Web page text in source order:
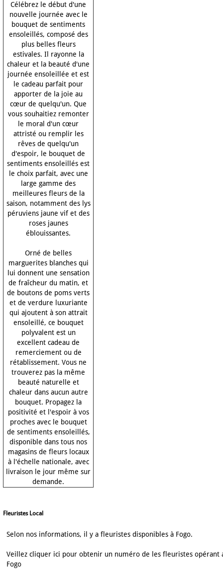
Célébrez le début d'une
nouvelle journée avec le
bouquet de sentiments
ensoleillés, composé des
plus belles fleurs
estivales. Il rayonne la
chaleur et la beauté d'une
journée ensoleillée et est
le cadeau parfait pour
apporter de la joie au
cœur de quelqu'un. Que
vous souhaitiez remonter
le moral d'un cœur
attristé ou remplir les
rêves de quelqu'un
d'espoir, le bouquet de
sentiments ensoleillés est
le choix parfait, avec une
large gamme des
meilleures fleurs de la
saison, notamment des lys
péruviens jaune vif et des
roses jaunes
éblouissantes.
Orné de belles
marguerites blanches qui
lui donnent une sensation
de fraîcheur du matin, et
de boutons de poms verts
et de verdure luxuriante
qui ajoutent à son attrait
ensoleillé, ce bouquet
polyvalent est un
excellent cadeau de
remerciement ou de
rétablissement. Vous ne
trouverez pas la même
beauté naturelle et
chaleur dans aucun autre
bouquet. Propagez la
positivité et l'espoir à vos
proches avec le bouquet
de sentiments ensoleillés,
disponible dans tous nos
magasins de fleurs locaux
à l'échelle nationale, avec
livraison le jour même sur
demande.
Fleuristes Local
Selon nos informations, il y a fleuristes disponibles à Fogo.
Veillez cliquer ici pour obtenir un numéro de les fleuristes opérant
Fogo